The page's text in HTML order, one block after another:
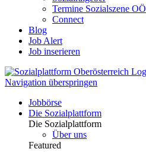
Termine Sozialszene OÖ
Connect
Blog
Job Alert
Job inserieren
Navigation überspringen
Jobbörse
Die Sozialplattform
Die Sozialplattform
Über uns
Featured